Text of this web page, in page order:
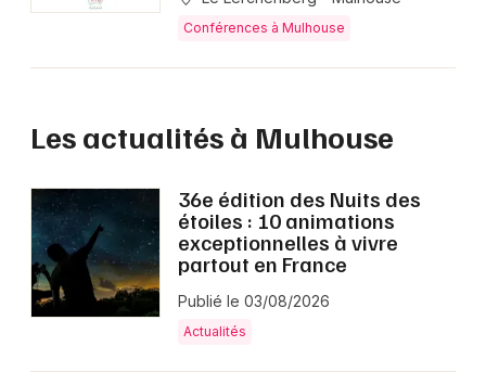
Conférences à Mulhouse
Les actualités à Mulhouse
36e édition des Nuits des
étoiles : 10 animations
exceptionnelles à vivre
partout en France
Publié le 03/08/2026
Actualités